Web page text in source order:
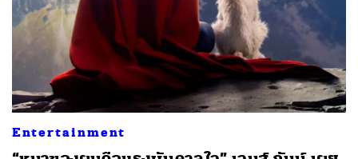
Entertainment
ค้นหา
SHARE TWEET LINE EMAIL